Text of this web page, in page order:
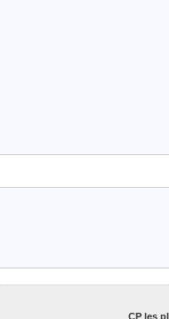
CP les